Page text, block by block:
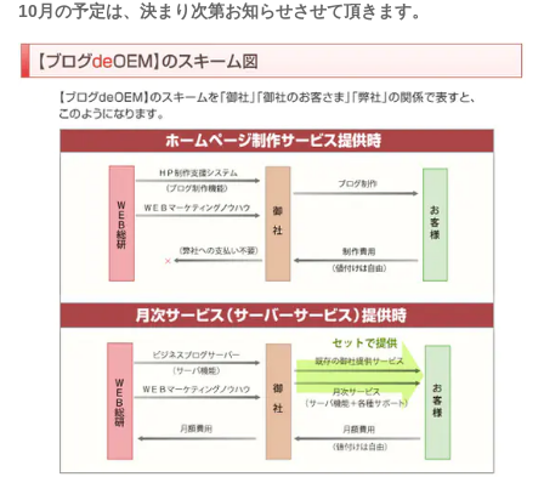
10月の予定は、決まり次第お知らせさせて頂きます。